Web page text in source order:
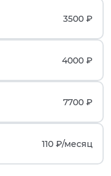
3500 ₽
4000 ₽
7700 ₽
110 ₽/месяц